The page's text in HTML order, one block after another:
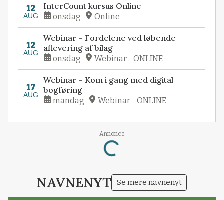
12
AUG
InterCount kursus Online
onsdag Online
12
AUG
Webinar – Fordelene ved løbende
aflevering af bilag
onsdag Webinar - ONLINE
17
AUG
Webinar – Kom i gang med digital
bogføring
mandag Webinar - ONLINE
Annonce
Loading...
NAVNENYT Se mere navnenyt